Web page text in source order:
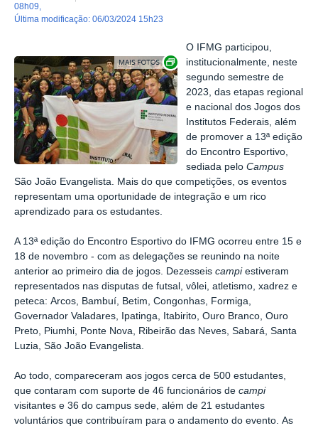
08h09
última modificação: 06/03/2024 15h23
Exibir carrossel de imagens
O IFMG participou,
institucionalmente, neste
segundo semestre de
2023, das etapas regional
e nacional dos Jogos dos
Institutos Federais, além
de promover a 13ª edição
do Encontro Esportivo,
sediada peloCampus
São João Evangelista. Mais do que competições, os eventos
representam uma oportunidade de integração e um rico
aprendizado para os estudantes.
A 13ª edição do Encontro Esportivo do IFMG ocorreu entre 15 e
18 de novembro - com as delegações se reunindo na noite
anterior ao primeiro dia de jogos. Dezesseis campi estiveram
representados nas disputas de futsal, vôlei, atletismo, xadrez e
peteca: Arcos, Bambuí, Betim, Congonhas, Formiga,
Governador Valadares, Ipatinga, Itabirito, Ouro Branco, Ouro
Preto, Piumhi, Ponte Nova, Ribeirão das Neves, Sabará, Santa
Luzia, São João Evangelista.
Ao todo, compareceram aos jogos cerca de 500 estudantes,
que contaram com suporte de 46 funcionários de campi
visitantes e 36 do campus sede, além de 21 estudantes
voluntários que contribuíram para o andamento do evento. As